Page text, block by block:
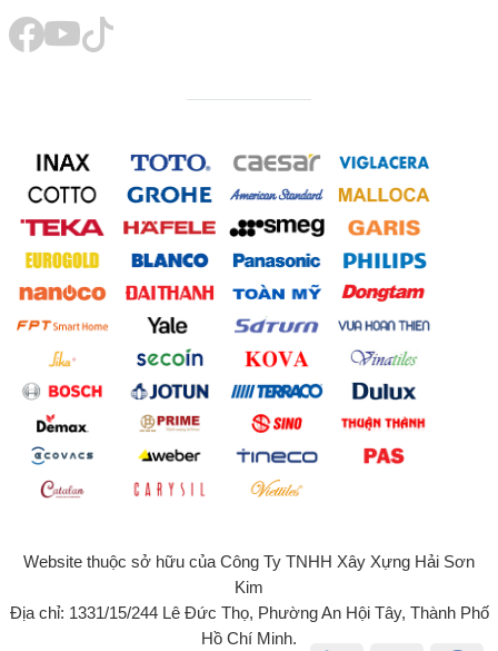
Website thuộc sở hữu của Công Ty TNHH Xây Xựng Hải Sơn
Kim
Địa chỉ: 1331/15/244 Lê Đức Thọ, Phường An Hội Tây, Thành Phố
Hồ Chí Minh.